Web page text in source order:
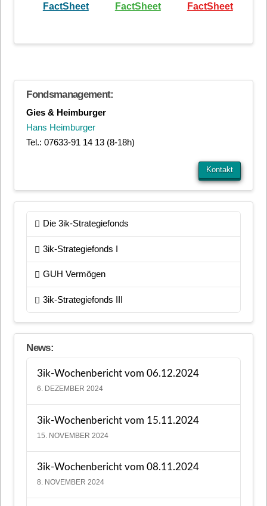
FactSheet
FactSheet
FactSheet
Fondsmanagement:
Gies & Heimburger
Hans Heimburger
Tel.: 07633-91 14 13 (8-18h)
Kontakt
Die 3ik-Strategiefonds
3ik-Strategiefonds I
GUH Vermögen
3ik-Strategiefonds III
News:
3ik-Wochenbericht vom 06.12.2024
6. DEZEMBER 2024
3ik-Wochenbericht vom 15.11.2024
15. NOVEMBER 2024
3ik-Wochenbericht vom 08.11.2024
8. NOVEMBER 2024